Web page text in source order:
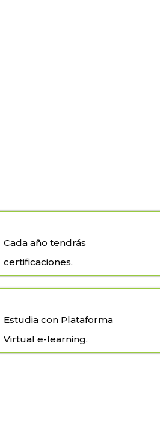
Cada año tendrás
certificaciones.
Estudia con Plataforma
Virtual e-learning.